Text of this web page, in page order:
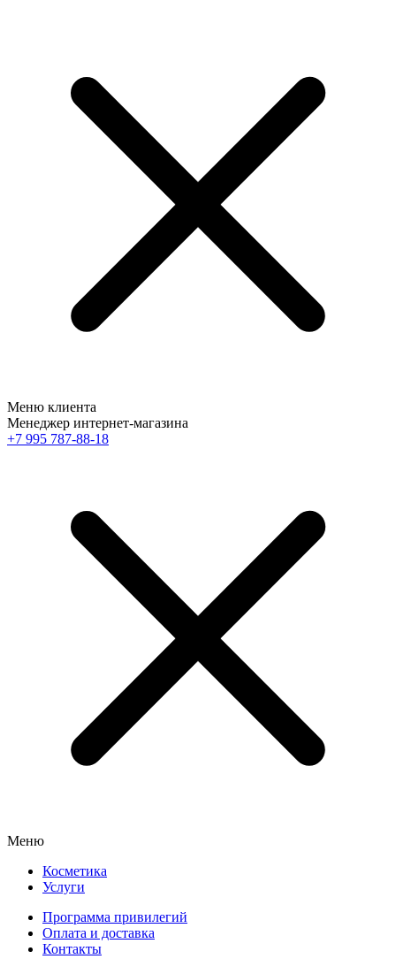
Меню клиента
Менеджер интернет-магазина
+7 995 787-88-18
Меню
Косметика
Услуги
Программа привилегий
Оплата и доставка
Контакты